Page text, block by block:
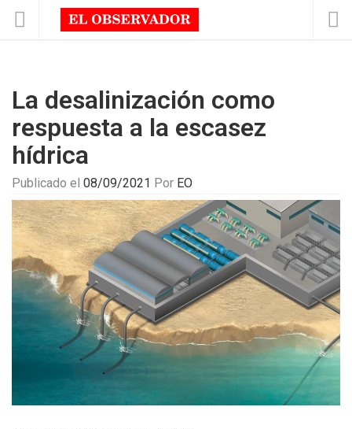
La desalinización como
respuesta a la escasez
hídrica
Publicado el 08/09/2021 Por EO